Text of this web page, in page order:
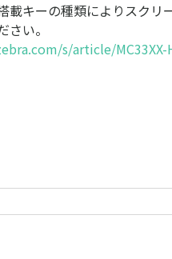
載キーの種類によりスクリ
い。
s/article/